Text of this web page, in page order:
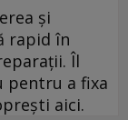
și
rapid în
Îl
pentru a fixa
aici.